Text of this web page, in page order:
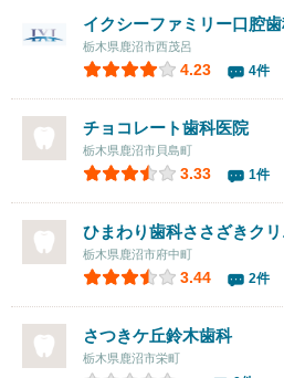
イクシーファミリー口腔
栃木県鹿沼市西茂呂
4.23 4件
チョコレート歯科医院
栃木県鹿沼市貝島町
3.33 1件
ひまわり歯科ささざきクリ
栃木県鹿沼市府中町
3.44 2件
さつきケ丘鈴木歯科
栃木県鹿沼市栄町